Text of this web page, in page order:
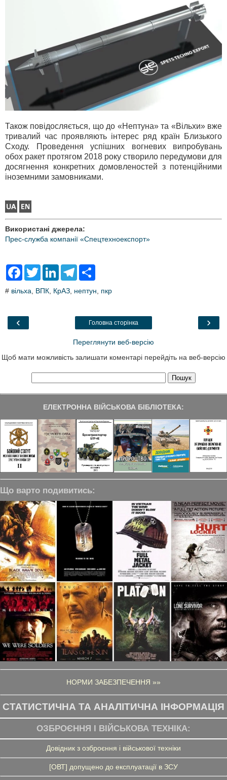
Також повідосляється, що до «Нептуна» та «Вільхи» вже
тривалий час проявляють інтерес ряд країн Близького
Сходу. Проведення успішних вогневих випробувань
обох ракет протягом 2018 року створило передумови для
досягнення конкретних домовленостей з потенційними
іноземними замовниками.
Використані джерела:
Прес-служба компанії «Спецтехноекспорт»
F
e
o
T
t
L
k
T
e
a
r
# вільха, ВПК, КрАЗ, нептун, пкр
‹ ›
Головна сторінка
Переглянути веб-версію
Щоб мати можливість залишати коментарі перейдіть на веб-версію
ЕЛЕКТРОННА ВІЙСЬКОВА БІБЛІОТЕКА:
Що варто подивитись:
НОРМИ ЗАБЕЗПЕЧЕННЯ »»
СТАТИСТИЧНА ТА АНАЛІТИЧНА ІНФОРМАЦІЯ
ОЗБРОЄННЯ І ВІЙСЬКОВА ТЕХНІКА:
Довідник з озброєння і військової техніки
[ОВТ] допущено до експлуатації в ЗСУ